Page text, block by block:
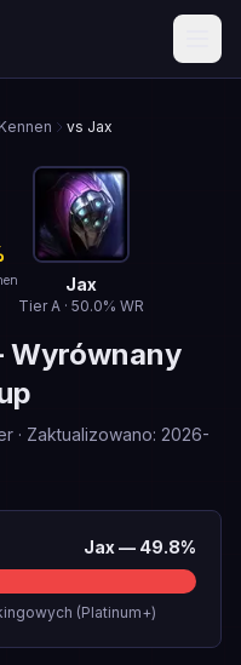
Kennen vs Jax
Jax
TierA · 50.0% WR
Wyrównany
· Zaktualizowano: 2026-
Jax — 49.8%
(Platinum+)